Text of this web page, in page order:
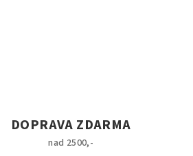
DOPRAVA ZDARMA
nad 2500,-